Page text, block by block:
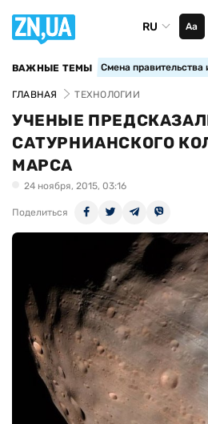
RU Аа
ВАЖНЫЕ ТЕМЫ Смена правительства
ГЛАВНАЯ ТЕХНОЛОГИИ
УЧЕНЫЕ
САТУРНИАНСКОГО
МАРСА
24 ноября, 2015, 03:16
Поделиться